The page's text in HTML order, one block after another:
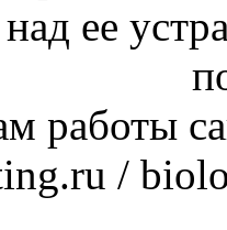
ее
работы
/